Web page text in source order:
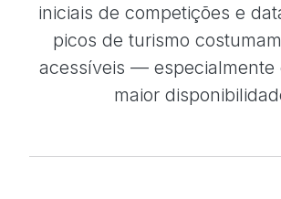
iniciais de competições e
picos de turismo
acessíveis — especialmente
maior